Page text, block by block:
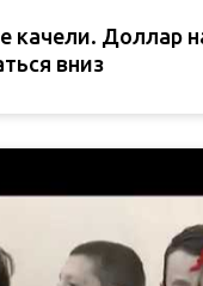
качели. Доллар
вниз